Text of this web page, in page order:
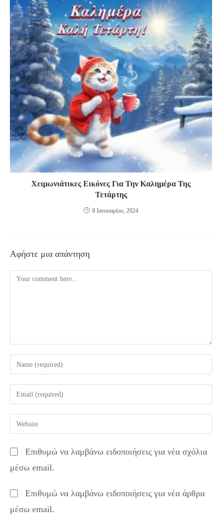
Χειμωνιάτικες Εικόνες Για Την Καλημέρα Της
Τετάρτης
8 Ιανουαρίου, 2024
Αφήστε μια απάντηση
Comment
Enter
your
name
comment
Enter
your
email
address
comment
Enter
your
URL
(optional)
Επιθυμώ να λαμβάνω ειδοποιήσεις για νέα σχόλια
μέσω email.
Επιθυμώ να λαμβάνω ειδοποιήσεις για νέα άρθρα
μέσω email.